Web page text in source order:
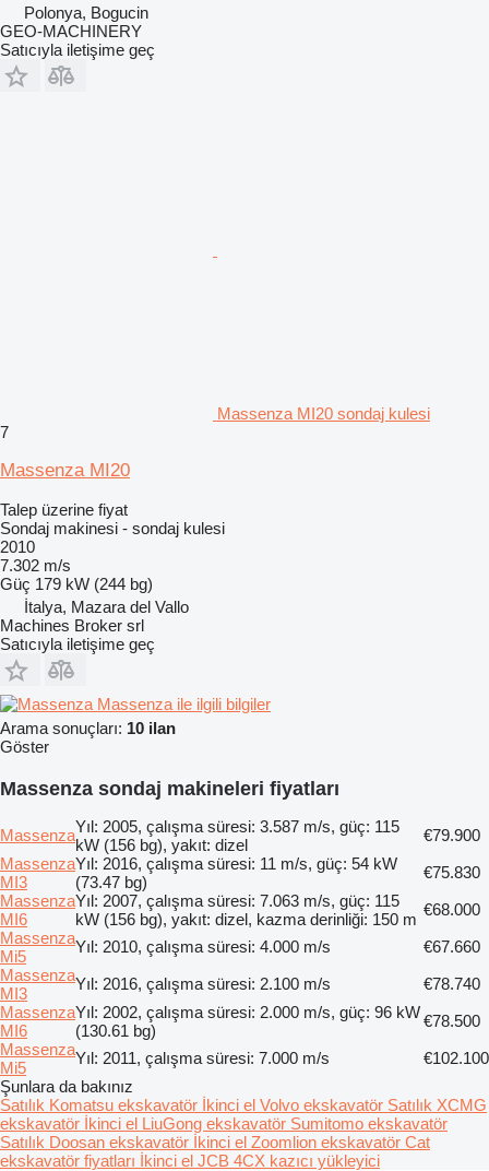
Polonya, Bogucin
GEO-MACHINERY
Satıcıyla iletişime geç
Massenza MI20 sondaj kulesi
7
Massenza MI20
Talep üzerine fiyat
Sondaj makinesi - sondaj kulesi
2010
7.302 m/s
Güç 179 kW (244 bg)
İtalya, Mazara del Vallo
Machines Broker srl
Satıcıyla iletişime geç
Massenza ile ilgili bilgiler
Arama sonuçları: 10 ilan
Göster
Massenza sondaj makineleri fiyatları
MassenzaYıl: 2005, çalışma süresi: 3.587 m/s, güç: 115
kW (156 bg), yakıt: dizel
€79.900
Massenza
MI3
Yıl: 2016, çalışma süresi: 11 m/s, güç: 54 kW
(73.47 bg)
€75.830
Massenza
MI6
Yıl: 2007, çalışma süresi: 7.063 m/s, güç: 115
kW (156 bg), yakıt: dizel, kazma derinliği: 150 m
€68.000
Massenza
Mi5
Yıl: 2010, çalışma süresi: 4.000 m/s
€67.660
Massenza
MI3
Yıl: 2016, çalışma süresi: 2.100 m/s
€78.740
Massenza
MI6
Yıl: 2002, çalışma süresi: 2.000 m/s, güç: 96 kW
(130.61 bg)
€78.500
Massenza
Mi5
Yıl: 2011, çalışma süresi: 7.000 m/s
€102.100
Şunlara da bakınız
Satılık Komatsu ekskavatör İkinci el Volvo ekskavatör Satılık XCMG
ekskavatör İkinci el LiuGong ekskavatör Sumitomo ekskavatör
Satılık Doosan ekskavatör İkinci el Zoomlion ekskavatör Cat
ekskavatör fiyatları İkinci el JCB 4CX kazıcı yükleyici